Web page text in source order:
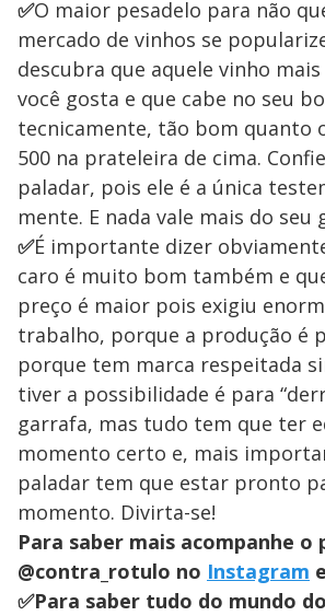
✅O maior pesadelo para não
mercado de vinhos se
descubra que aquele vinho
você gosta e que cabe no seu
tecnicamente, tão bom quanto
500 na prateleira de cima.
paladar, pois ele é a única
mente. E nada vale mais do seu
✅É importante dizer
caro é muito bom também e
preço é maior pois exigiu
trabalho, porque a produção é
porque tem marca respeitada
tiver a possibilidade é para
garrafa, mas tudo tem que ter
momento certo e, mais
paladar tem que estar pronto
momento. Divirta-se!
Para saber mais acompanhe o
@contra_rotulo no Instagram
✅Para saber tudo do mundo